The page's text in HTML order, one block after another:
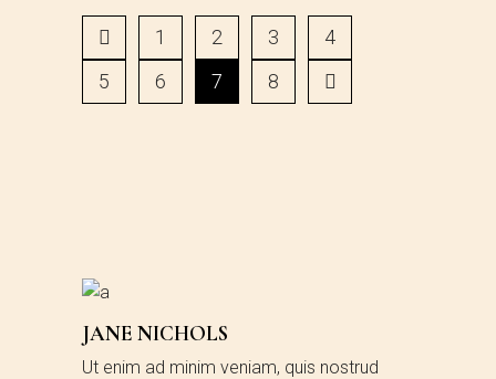
1 2 3
4
5
6 7 8
JANE NICHOLS
Ut enim ad minim veniam, quis nostrud